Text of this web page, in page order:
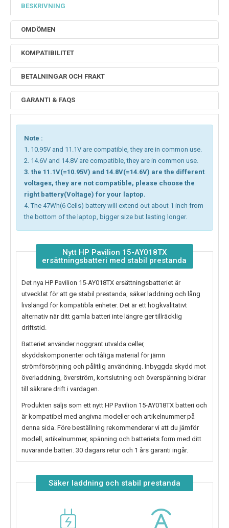
BESKRIVNING
OMDÖMEN
KOMPATIBILITET
BETALNINGAR OCH FRAKT
GARANTI & FAQS
Note :
1. 10.95V and 11.1V are compatible, they are in common use.
2. 14.6V and 14.8V are compatible, they are in common use.
3. the 11.1V(=10.95V) and 14.8V(=14.6V) are the different
voltages, they are not compatible, please choose the
right battery(Voltage) for your laptop.
4. The 47Wh(6 Cells) battery will extend out about 1 inch from
the bottom of the laptop, bigger size but lasting longer.
Nytt HP Pavilion 15-AY018TX
ersättningsbatteri med stabil prestanda
Det nya HP Pavilion 15-AY018TX ersättningsbatteriet är
utvecklat för att ge stabil prestanda, säker laddning och lång
livslängd för kompatibla enheter. Det är ett högkvalitativt
alternativ när ditt gamla batteri inte längre ger tillräcklig
driftstid.
Batteriet använder noggrant utvalda celler,
skyddskomponenter och tåliga material för jämn
strömförsörjning och pålitlig användning. Inbyggda skydd mot
överladdning, överström, kortslutning och överspänning bidrar
till säkrare drift i vardagen.
Produkten säljs som ett nytt HP Pavilion 15-AY018TX batteri och
är kompatibel med angivna modeller och artikelnummer på
denna sida. Före beställning rekommenderar vi att du jämför
modell, artikelnummer, spänning och batteriets form med ditt
nuvarande batteri. 30 dagars retur och 1 års garanti ingår.
Säker laddning och stabil prestanda